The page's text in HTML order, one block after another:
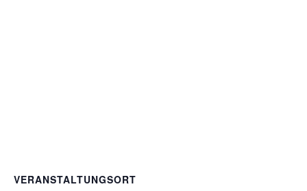
VERANSTALTUNGSORT